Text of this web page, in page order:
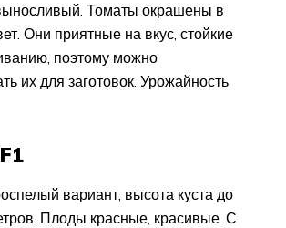
Томаты окрашены в
Они приятные на вкус, стойкие
поэтому можно
их для заготовок. Урожайность
вариант, высота куста до
Плоды красные, красивые. С